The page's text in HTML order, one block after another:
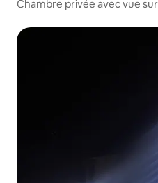
Chambre privée avec vue